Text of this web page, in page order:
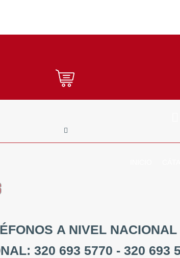
A NIVEL NACIONAL
320 693 5770 - 320 693